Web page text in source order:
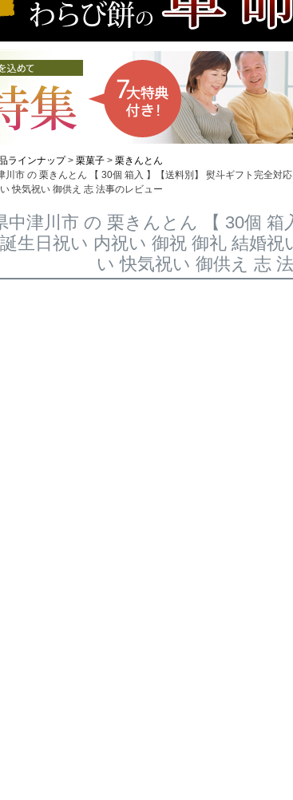
ラインナップ 栗菓子
栗きんとん
川市 の 栗きんとん 【 30個 箱入 】【送料別】 熨斗ギフト完全対
快気祝い 御供え 志 法事のレビュー
中津川市 の 栗きんとん 【 30個
生日祝い 内祝い 御祝 御礼 結婚
い 快気祝い 御供え 志